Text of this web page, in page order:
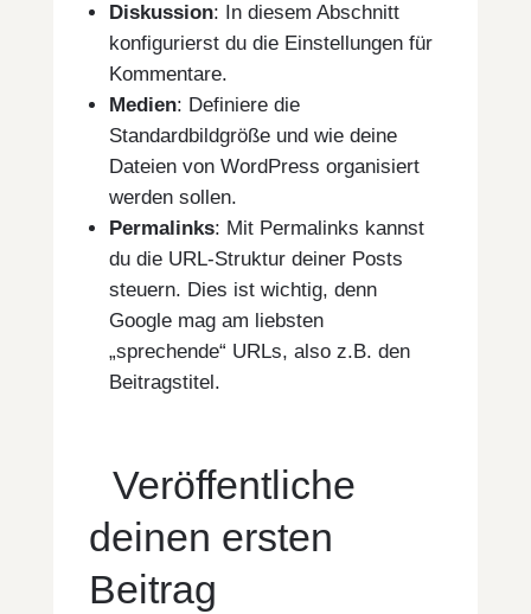
Diskussion: In diesem Abschnitt
konfigurierst du die Einstellungen für
Kommentare.
Medien: Definiere die
Standardbildgröße und wie deine
Dateien von WordPress organisiert
werden sollen.
Permalinks: Mit Permalinks kannst
du die URL-Struktur deiner Posts
steuern. Dies ist wichtig, denn
Google mag am liebsten
„sprechende“ URLs, also z.B. den
Beitragstitel.
Veröffentliche
deinen ersten
Beitrag